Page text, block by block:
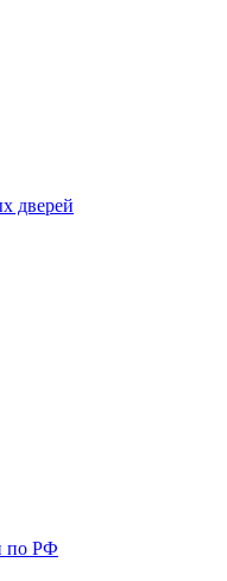
дверей
по РФ